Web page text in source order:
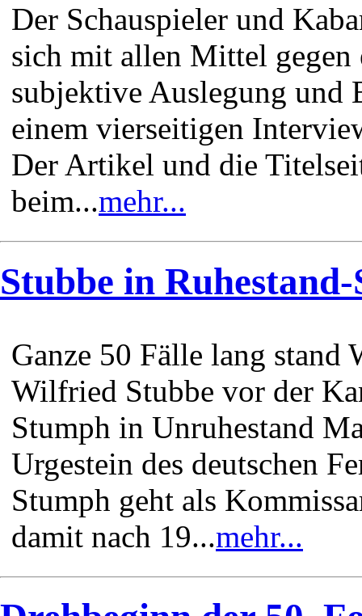
Der Schauspieler und
sich mit allen Mittel
subjektive Auslegung und
einem vierseitigen
Der Artikel und die
beim...mehr...
Stubbe in
Ganze 50 Fälle lang stand
Wilfried Stubbe vor der
Stumph in Unruhestand
Urgestein des deutschen
Stumph geht als
damit nach 19...mehr...